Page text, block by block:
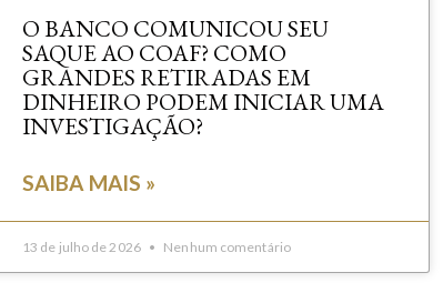
O BANCO COMUNICOU SEU
SAQUE AO COAF? COMO
GRANDES RETIRADAS EM
DINHEIRO PODEM INICIAR UMA
INVESTIGAÇÃO?
SAIBA MAIS »
13 de julho de 2026 Nenhum comentário